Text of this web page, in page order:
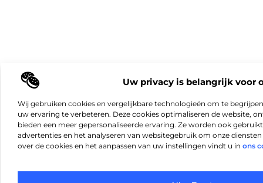
Uw privacy is belangrijk voor
Wij gebruiken cookies en vergelijkbare technologieën om te
uw ervaring te verbeteren. Deze cookies optimaliseren de website,
bieden een meer gepersonaliseerde ervaring. Ze worden ook
advertenties en het analyseren van websitegebruik om onze
over de cookies en het aanpassen van uw instellingen vindt u in ons